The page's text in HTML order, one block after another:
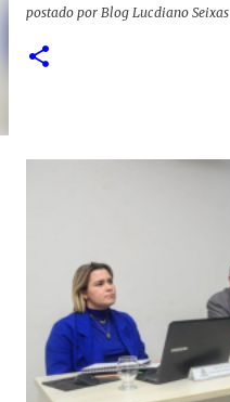
postado por Blog Lucdiano Seixas